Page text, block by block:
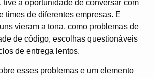
tive a oportunidade de conversar com
times de diferentes empresas. E
vieram a tona, como problemas de
de código, escolhas questionáveis
de entrega lentos.
esses problemas e um elemento